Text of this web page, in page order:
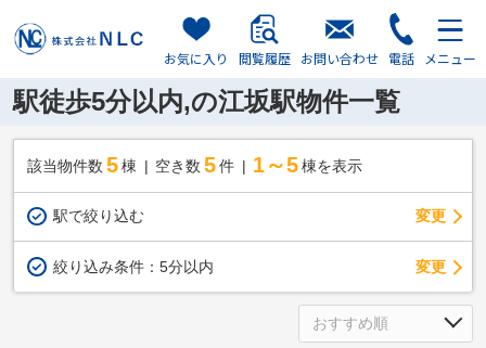
お気に入り 閲覧履歴 お問い合わせ 電話 メニュー
駅徒歩5分以内,の江坂駅物件一覧
該当物件数 5棟 空き数 5 件 1～5 棟を表示
駅で絞り込む 変更
絞り込み条件： 5分以内 変更